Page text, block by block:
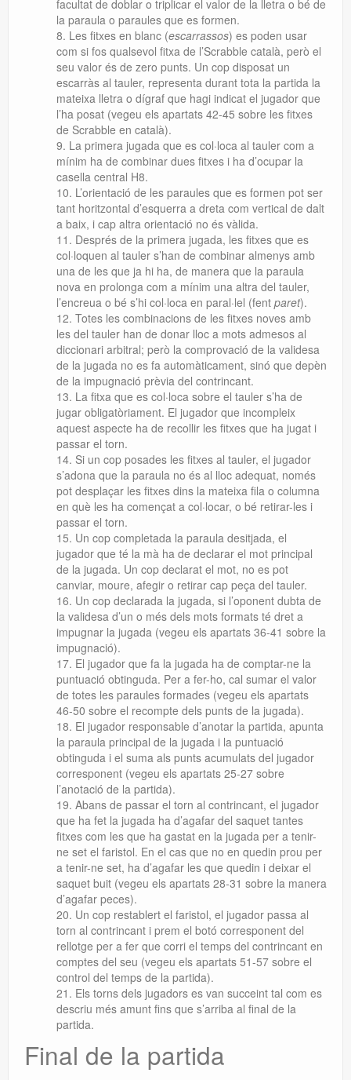
facultat de doblar o triplicar el valor de la lletra o bé de
la paraula o paraules que es formen.
Les fitxes en blanc (escarrassos) es poden usar
com si fos qualsevol fitxa de l’Scrabble català, però el
seu valor és de zero punts. Un cop disposat un
escarràs al tauler, representa durant tota la partida la
mateixa lletra o dígraf que hagi indicat el jugador que
l’ha posat (vegeu els apartats 42-45 sobre les fitxes
de Scrabble en català).
La primera jugada que es col·loca al tauler com a
mínim ha de combinar dues fitxes i ha d’ocupar la
casella central H8.
L’orientació de les paraules que es formen pot ser
tant horitzontal d’esquerra a dreta com vertical de dalt
a baix, i cap altra orientació no és vàlida.
Després de la primera jugada, les fitxes que es
col·loquen al tauler s’han de combinar almenys amb
una de les que ja hi ha, de manera que la paraula
nova en prolonga com a mínim una altra del tauler,
l’encreua o bé s’hi col·loca en paral·lel (fent paret).
Totes les combinacions de les fitxes noves amb
les del tauler han de donar lloc a mots admesos al
diccionari arbitral; però la comprovació de la validesa
de la jugada no es fa automàticament, sinó que depèn
de la impugnació prèvia del contrincant.
La fitxa que es col·loca sobre el tauler s’ha de
jugar obligatòriament. El jugador que incompleix
aquest aspecte ha de recollir les fitxes que ha jugat i
passar el torn.
Si un cop posades les fitxes al tauler, el jugador
s’adona que la paraula no és al lloc adequat, només
pot desplaçar les fitxes dins la mateixa fila o columna
en què les ha començat a col·locar, o bé retirar-les i
passar el torn.
Un cop completada la paraula desitjada, el
jugador que té la mà ha de declarar el mot principal
de la jugada. Un cop declarat el mot, no es pot
canviar, moure, afegir o retirar cap peça del tauler.
Un cop declarada la jugada, si l’oponent dubta de
la validesa d’un o més dels mots formats té dret a
impugnar la jugada (vegeu els apartats 36-41 sobre la
impugnació).
El jugador que fa la jugada ha de comptar-ne la
puntuació obtinguda. Per a fer-ho, cal sumar el valor
de totes les paraules formades (vegeu els apartats
46-50 sobre el recompte dels punts de la jugada).
El jugador responsable d’anotar la partida, apunta
la paraula principal de la jugada i la puntuació
obtinguda i el suma als punts acumulats del jugador
corresponent (vegeu els apartats 25-27 sobre
l’anotació de la partida).
Abans de passar el torn al contrincant, el jugador
que ha fet la jugada ha d’agafar del saquet tantes
fitxes com les que ha gastat en la jugada per a tenir-
ne set el faristol. En el cas que no en quedin prou per
a tenir-ne set, ha d’agafar les que quedin i deixar el
saquet buit (vegeu els apartats 28-31 sobre la manera
d’agafar peces).
Un cop restablert el faristol, el jugador passa al
torn al contrincant i prem el botó corresponent del
rellotge per a fer que corri el temps del contrincant en
comptes del seu (vegeu els apartats 51-57 sobre el
control del temps de la partida).
Els torns dels jugadors es van succeint tal com es
descriu més amunt fins que s’arriba al final de la
partida.
Final de la partida